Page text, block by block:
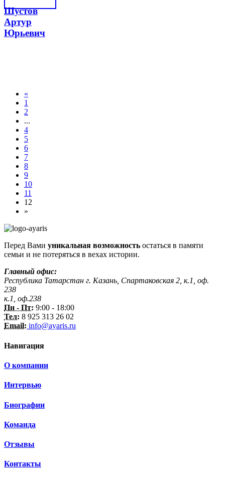
Шустов
Артур
Юрьевич
«
1
2
...
4
5
6
7
8
9
10
11
12
»
Перед Вами уникальная возможность остаться в памяти
семьи и не потеряться в вехах истории.
Главный офис:
Республика Татарстан г. Казань, Спартаковская 2, к.1, оф.
238
к.1, оф.238
Пн - Пт: 9:00 - 18:00
Тел: 8 925 313 26 02
Email: info@ayaris.ru
Навигация
О компании
Интервью
Биографии
Команда
Отзывы
Контакты